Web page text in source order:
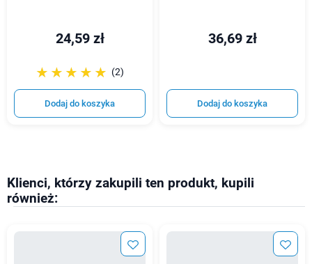
24,59 zł
☆☆☆☆☆
★★★★★ (2)
Dodaj do koszyka
36,69 zł
Dodaj do koszyka
Klienci, którzy zakupili ten produkt, kupili
również: